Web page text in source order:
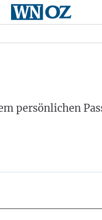
persönlichen